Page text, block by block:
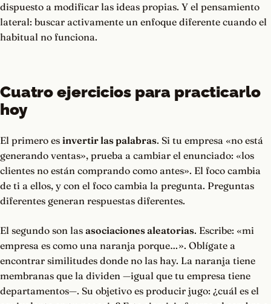
dispuesto a modificar las ideas propias. Y el pensamiento
lateral: buscar activamente un enfoque diferente cuando el
habitual no funciona.
Cuatro ejercicios para practicarlo
hoy
El primero es invertir las palabras. Si tu empresa «no está
generando ventas», prueba a cambiar el enunciado: «los
clientes no están comprando como antes». El foco cambia
de ti a ellos, y con el foco cambia la pregunta. Preguntas
diferentes generan respuestas diferentes.
El segundo son las asociaciones aleatorias. Escribe: «mi
empresa es como una naranja porque…». Oblígate a
encontrar similitudes donde no las hay. La naranja tiene
membranas que la dividen —igual que tu empresa tiene
departamentos—. Su objetivo es producir jugo: ¿cuál es el